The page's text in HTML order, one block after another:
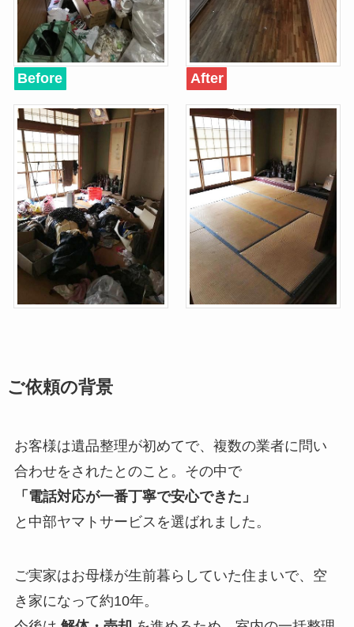
Before After
ご依頼の背景
お客様は遺品整理が初めてで、複数の業者に問い
合わせをされたとのこと。その中で
「電話対応が一番丁寧で安心できた」
と中部ヤマトサービスを選ばれました。
ご実家はお母様が生前暮らしていた住まいで、空
き家になって約10年。